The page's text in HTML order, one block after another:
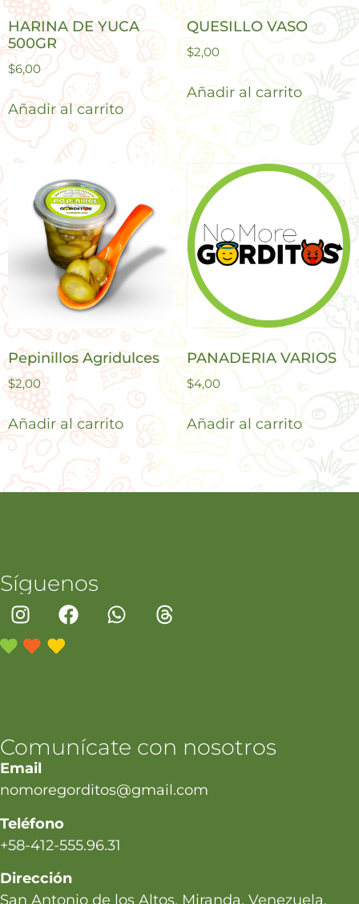
HARINA DE YUCA
500GR
$6,00
Añadir al carrito
QUESILLO VASO
$2,00
Añadir al carrito
Pepinillos Agridulces
$2,00
Añadir al carrito
PANADERIA VARIOS
$4,00
Añadir al carrito
Síguenos
Comunícate con nosotros
Email
nomoregorditos@gmail.com
Teléfono
+58-412-555.96.31
Dirección
San Antonio de los Altos, Miranda, Venezuela.